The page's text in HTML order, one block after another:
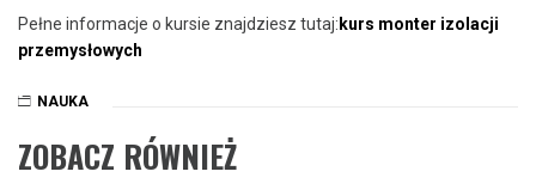
Pełne informacje o kursie znajdziesz tutaj:kurs monter izolacji
przemysłowych
NAUKA
ZOBACZ RÓWNIEŻ